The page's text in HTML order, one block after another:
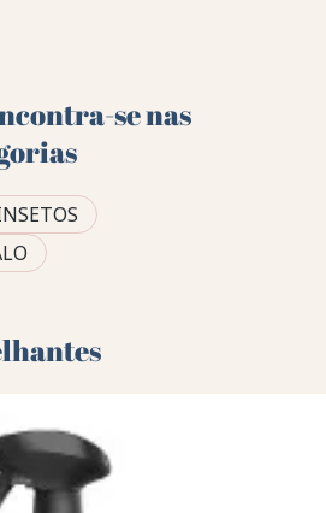
se nas